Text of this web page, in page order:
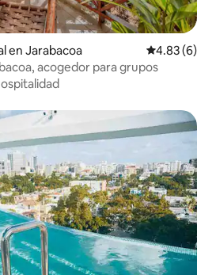
en Jarabacoa Calificación
4.83 (6)
acogedor para grupos